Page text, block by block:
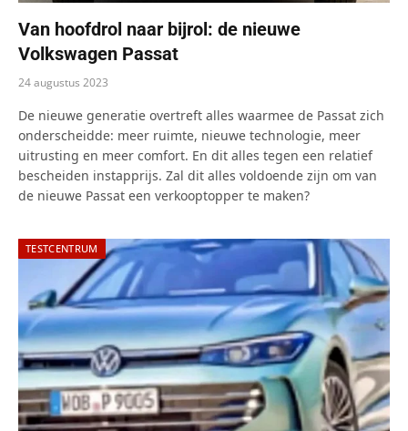
Van hoofdrol naar bijrol: de nieuwe
Volkswagen Passat
24 augustus 2023
De nieuwe generatie overtreft alles waarmee de Passat zich
onderscheidde: meer ruimte, nieuwe technologie, meer
uitrusting en meer comfort. En dit alles tegen een relatief
bescheiden instapprijs. Zal dit alles voldoende zijn om van
de nieuwe Passat een verkooptopper te maken?
TESTCENTRUM